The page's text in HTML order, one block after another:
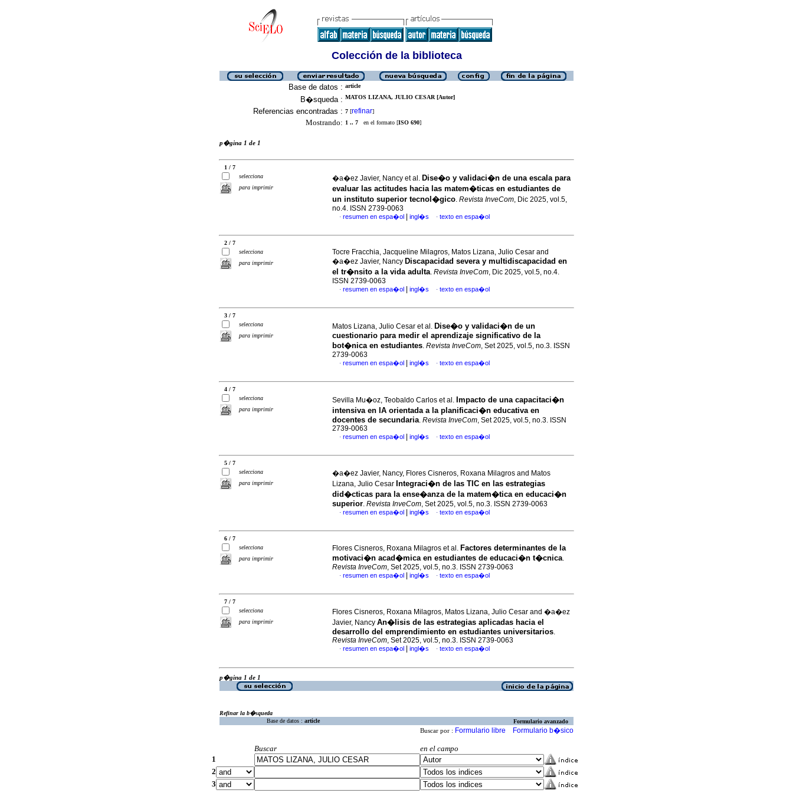
Colección de la biblioteca
Base de datos : article
B�squeda : MATOS LIZANA, JULIO CESAR [Autor]
Referencias encontradas : 7 [refinar]
Mostrando: 1 .. 7 en el formato [ISO 690]
p�gina 1 de 1
1 / 7
selecciona
para imprimir
�a�ez Javier, Nancy et al. Dise�o y validaci�n de una escala para
evaluar las actitudes hacia las matem�ticas en estudiantes de
un instituto superior tecnol�gico. Revista InveCom, Dic 2025, vol.5,
no.4. ISSN 2739-0063
· resumen en espa�ol ingl�s · texto en espa�ol
2 / 7
selecciona
para imprimir
Tocre Fracchia, Jacqueline Milagros, Matos Lizana, Julio Cesar and
�a�ez Javier, Nancy Discapacidad severa y multidiscapacidad en
el tr�nsito a la vida adulta. Revista InveCom, Dic 2025, vol.5, no.4.
ISSN 2739-0063
· resumen en espa�ol ingl�s · texto en espa�ol
3 / 7
selecciona
para imprimir
Matos Lizana, Julio Cesar et al. Dise�o y validaci�n de un
cuestionario para medir el aprendizaje significativo de la
bot�nica en estudiantes. Revista InveCom, Set 2025, vol.5, no.3. ISSN
2739-0063
· resumen en espa�ol ingl�s · texto en espa�ol
4 / 7
selecciona
para imprimir
Sevilla Mu�oz, Teobaldo Carlos et al. Impacto de una capacitaci�n
intensiva en IA orientada a la planificaci�n educativa en
docentes de secundaria. Revista InveCom, Set 2025, vol.5, no.3. ISSN
2739-0063
· resumen en espa�ol ingl�s · texto en espa�ol
5 / 7
selecciona
para imprimir
�a�ez Javier, Nancy, Flores Cisneros, Roxana Milagros and Matos
Lizana, Julio Cesar Integraci�n de las TIC en las estrategias
did�cticas para la ense�anza de la matem�tica en educaci�n
superior. Revista InveCom, Set 2025, vol.5, no.3. ISSN 2739-0063
· resumen en espa�ol ingl�s · texto en espa�ol
6 / 7
selecciona
para imprimir
Flores Cisneros, Roxana Milagros et al. Factores determinantes de la
motivaci�n acad�mica en estudiantes de educaci�n t�cnica.
Revista InveCom, Set 2025, vol.5, no.3. ISSN 2739-0063
· resumen en espa�ol ingl�s · texto en espa�ol
7 / 7
selecciona
para imprimir
Flores Cisneros, Roxana Milagros, Matos Lizana, Julio Cesar and �a�ez
Javier, Nancy An�lisis de las estrategias aplicadas hacia el
desarrollo del emprendimiento en estudiantes universitarios.
Revista InveCom, Set 2025, vol.5, no.3. ISSN 2739-0063
· resumen en espa�ol ingl�s · texto en espa�ol
p�gina 1 de 1
Refinar la b�squeda
Base de datos : article Formulario avanzado
Buscar por : Formulario libre Formulario b�sico
Buscar
en el campo
1
2
3